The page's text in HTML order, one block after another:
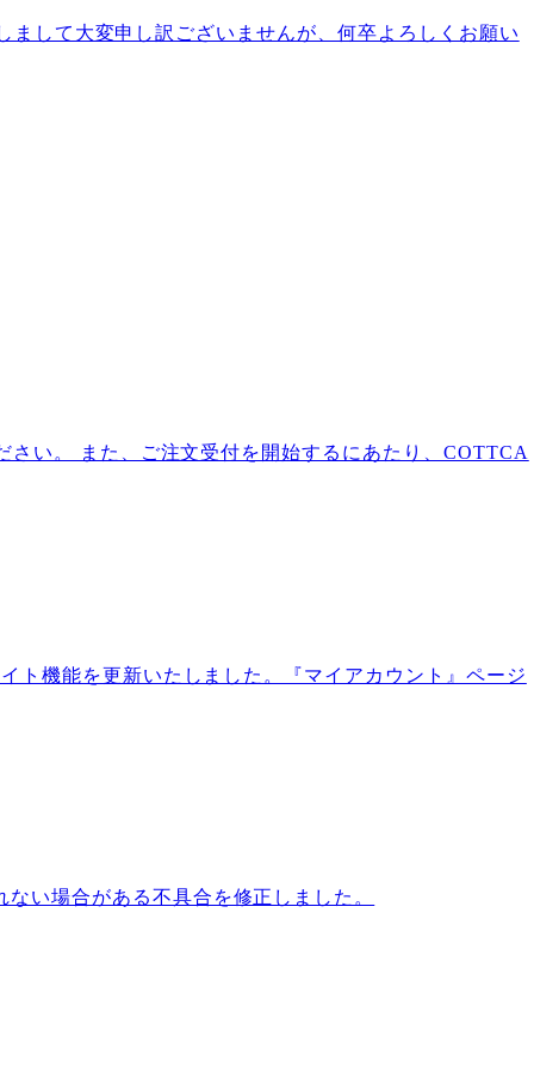
して大変申し訳ございませんが、何卒よろしくお願い
い。 また、ご注文受付を開始するにあたり、COTTCA
ト機能を更新いたしました。『マイアカウント』ページ
い場合がある不具合を修正しました。